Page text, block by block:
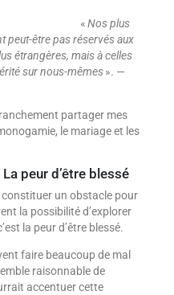
«Nos plus
peut-être pas réservés aux
étrangères, mais à celles
sur nous-mêmes». —
partager mes
le mariage et les
peur d’être blessé
un obstacle pour
la possibilité d’explorer
la peur d’être blessé.
faire beaucoup de mal
raisonnable de
accentuer cette